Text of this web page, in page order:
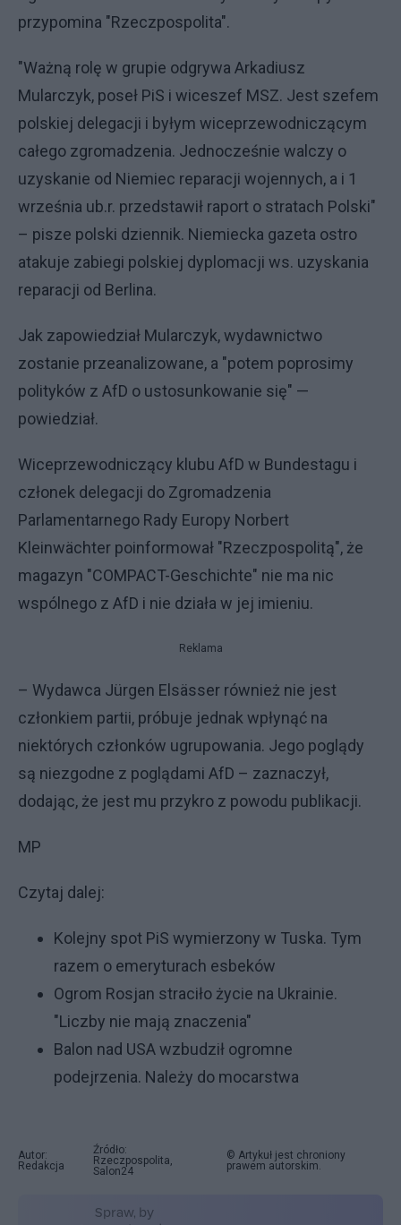
przypomina "Rzeczpospolita".
"Ważną rolę w grupie odgrywa Arkadiusz
Mularczyk, poseł PiS i wiceszef MSZ. Jest szefem
polskiej delegacji i byłym wiceprzewodniczącym
całego zgromadzenia. Jednocześnie walczy o
uzyskanie od Niemiec reparacji wojennych, a i 1
września ub.r. przedstawił raport o stratach Polski"
– pisze polski dziennik. Niemiecka gazeta ostro
atakuje zabiegi polskiej dyplomacji ws. uzyskania
reparacji od Berlina.
Jak zapowiedział Mularczyk, wydawnictwo
zostanie przeanalizowane, a "potem poprosimy
polityków z AfD o ustosunkowanie się" —
powiedział.
Wiceprzewodniczący klubu AfD w Bundestagu i
członek delegacji do Zgromadzenia
Parlamentarnego Rady Europy Norbert
Kleinwächter poinformował "Rzeczpospolitą", że
magazyn "COMPACT-Geschichte" nie ma nic
wspólnego z AfD i nie działa w jej imieniu.
Reklama
– Wydawca Jürgen Elsässer również nie jest
członkiem partii, próbuje jednak wpłynąć na
niektórych członków ugrupowania. Jego poglądy
są niezgodne z poglądami AfD – zaznaczył,
dodając, że jest mu przykro z powodu publikacji.
MP
Czytaj dalej:
Kolejny spot PiS wymierzony w Tuska. Tym
razem o emeryturach esbeków
Ogrom Rosjan straciło życie na Ukrainie.
"Liczby nie mają znaczenia"
Balon nad USA wzbudził ogromne
podejrzenia. Należy do mocarstwa
Autor:
Redakcja
Źródło:
Rzeczpospolita,
Salon24
© Artykuł jest chroniony
prawem autorskim.